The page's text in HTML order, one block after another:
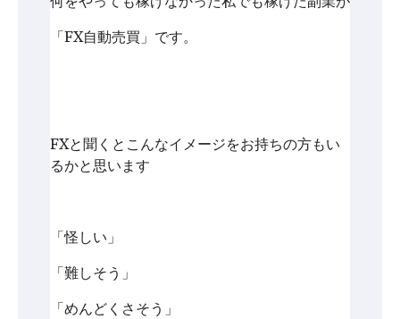
「FX自動売買」です。
FXと聞くとこんなイメージをお持ちの方もい
るかと思います
「怪しい」
「難しそう」
「めんどくさそう」